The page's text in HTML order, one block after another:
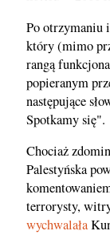
Po otrzymaniu
który (mimo
rangą
popieranym
następujące
Spotkamy się".
Chociaż
Palestyńska
terrorysty,
wychwalała